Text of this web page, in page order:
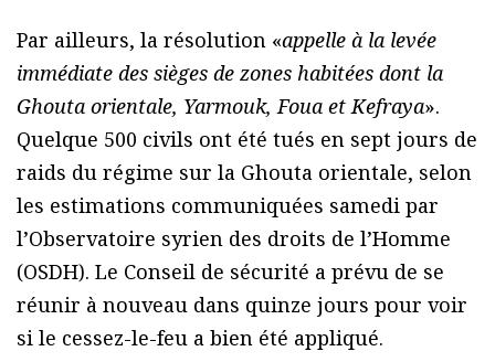
Par ailleurs, la résolution «appelle à la levée
immédiate des sièges de zones habitées dont la
Ghouta orientale, Yarmouk, Foua et Kefraya».
Quelque 500 civils ont été tués en sept jours de
raids du régime sur la Ghouta orientale, selon
les estimations communiquées samedi par
l’Observatoire syrien des droits de l’Homme
(OSDH). Le Conseil de sécurité a prévu de se
réunir à nouveau dans quinze jours pour voir
si le cessez-le-feu a bien été appliqué.